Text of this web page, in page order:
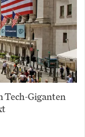
Tech-Giganten